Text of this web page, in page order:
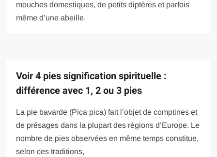
mouches domestiques, de petits diptères et parfois
même d’une abeille.
Voir 4 pies signification spirituelle :
différence avec 1, 2 ou 3 pies
La pie bavarde (Pica pica) fait l’objet de comptines et
de présages dans la plupart des régions d’Europe. Le
nombre de pies observées en même temps constitue,
selon ces traditions,